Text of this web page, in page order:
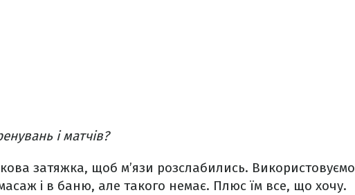
і матчів?
затяжка, щоб м’язи розслабились. Використовуємо
і в баню, але такого немає. Плюс їм все, що хочу.